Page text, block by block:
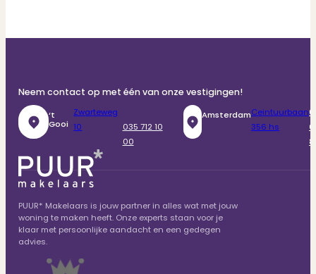
Neem contact op met één van onze vestigingen!
‘t
Gooi
Zwarteweg
10
035 712 10
00
AmsterdamCeintuurbaan
356 hs
PUUR* Makelaars is jouw partner in alles wat met jouw
woning te maken heeft. Onze experts staan voor je
klaar met persoonlijke aandacht en een gedegen
advies.